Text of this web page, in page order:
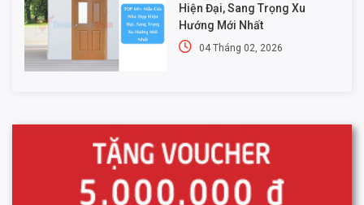
Hiện Đại, Sang Trọng Xu
Hướng Mới Nhất
04 Tháng 02, 2026